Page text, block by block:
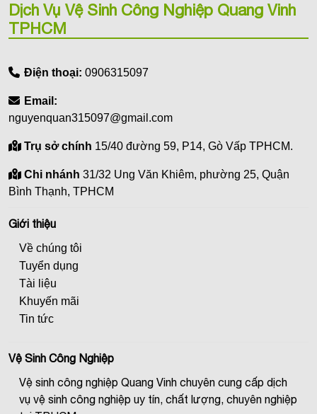
Dịch Vụ Vệ Sinh Công Nghiệp Quang Vinh
TPHCM
Điện thoại: 0906315097
Email:
nguyenquan315097@gmail.com
Trụ sở chính 15/40 đường 59, P14, Gò Vấp TPHCM.
Chi nhánh 31/32 Ung Văn Khiêm, phường 25, Quận
Bình Thạnh, TPHCM
Giới thiệu
Về chúng tôi
Tuyển dụng
Tài liệu
Khuyến mãi
Tin tức
Vệ Sinh Công Nghiệp
Vệ sinh công nghiệp Quang Vinh chuyên cung cấp dịch
vụ vệ sinh công nghiệp uy tín, chất lượng, chuyên nghiệp